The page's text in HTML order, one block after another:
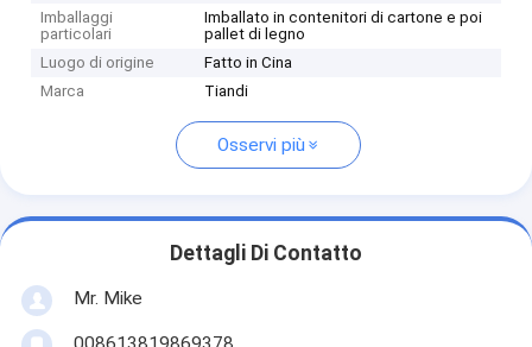
Imballaggi
particolari
Imballato in contenitori di cartone e poi
pallet di legno
Luogo di origine
Fatto in Cina
Marca
Tiandi
Osservi più
Dettagli Di Contatto
Mr. Mike